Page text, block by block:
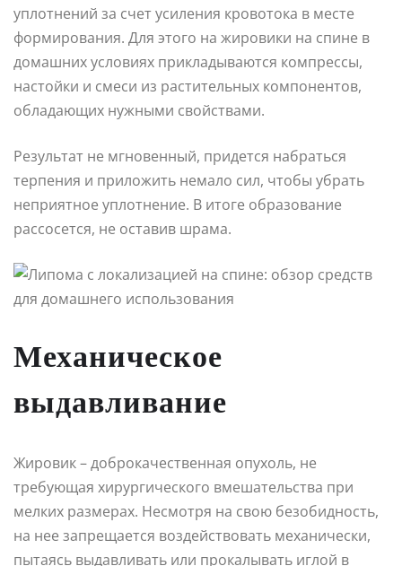
уплотнений за счет усиления кровотока в месте
формирования. Для этого на жировики на спине в
домашних условиях прикладываются компрессы,
настойки и смеси из растительных компонентов,
обладающих нужными свойствами.
Результат не мгновенный, придется набраться
терпения и приложить немало сил, чтобы убрать
неприятное уплотнение. В итоге образование
рассосется, не оставив шрама.
Механическое
выдавливание
Жировик – доброкачественная опухоль, не
требующая хирургического вмешательства при
мелких размерах. Несмотря на свою безобидность,
на нее запрещается воздействовать механически,
пытаясь выдавливать или прокалывать иглой в